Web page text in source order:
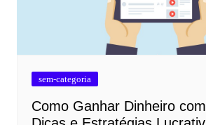
sem-categoria
Como Ganhar Dinheiro